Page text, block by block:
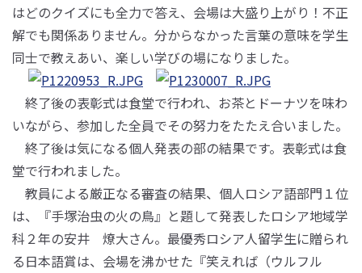
はどのクイズにも全力で答え、会場は大盛り上がり！不正
解でも関係ありません。分からなかった言葉の意味を学生
同士で教えあい、楽しい学びの場になりました。
終了後の表彰式は食堂で行われ、お茶とドーナツを味わ
いながら、参加した全員でその努力をたたえ合いました。
終了後は気になる個人発表の部の結果です。表彰式は食
堂で行われました。
教員による厳正なる審査の結果、個人ロシア語部門１位
は、『手塚治虫の火の鳥』と題して発表したロシア地域学
科２年の安井 燎大さん。最優秀ロシア人留学生に贈られ
る日本語賞は、会場を沸かせた『笑えれば（ウルフル